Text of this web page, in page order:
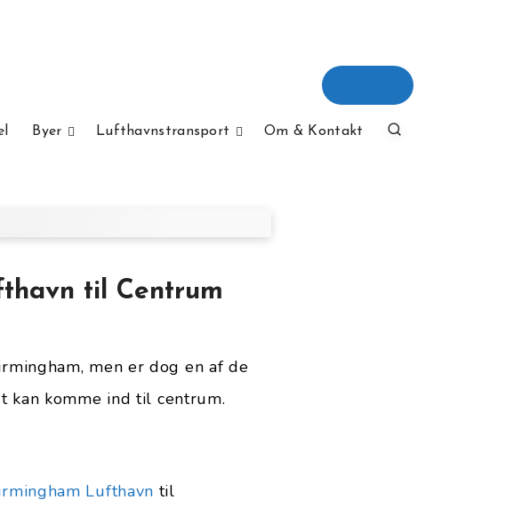
Byer Lufthavnstransport Om & Kontakt
til Centrum
men er dog en af de
kan komme ind til centrum.
Lufthavn til